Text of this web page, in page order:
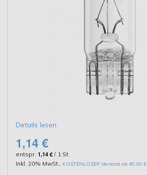
Details lesen
1,14 €
entspr. 1,14 € / 1 St
Inkl. 20% MwSt.
KOSTENLOSER Versand ab 49,00 €